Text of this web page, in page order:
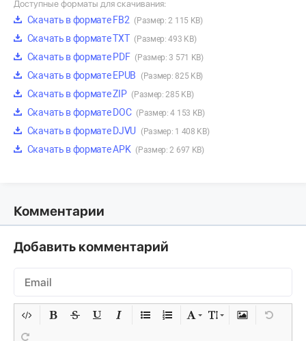
Доступные форматы для скачивания:
Скачать в формате FB2 (Размер: 2 115 KB)
Скачать в формате TXT (Размер: 493 KB)
Скачать в формате PDF (Размер: 3 571 KB)
Скачать в формате EPUB (Размер: 825 KB)
Скачать в формате ZIP (Размер: 285 KB)
Скачать в формате DOC (Размер: 4 153 KB)
Скачать в формате DJVU (Размер: 1 408 KB)
Скачать в формате APK (Размер: 2 697 KB)
Комментарии
Добавить комментарий